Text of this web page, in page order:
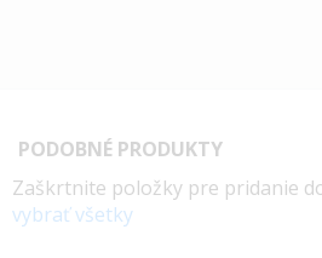
PODOBNÉ PRODUKTY
Zaškrtnite položky pre pridanie
vybrať všetky